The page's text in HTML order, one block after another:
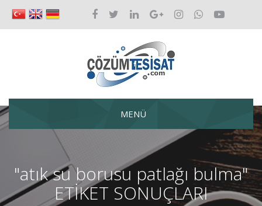
MENÜ
"atık su borusu patlağı bulma"
ETİKET SONUÇLARI